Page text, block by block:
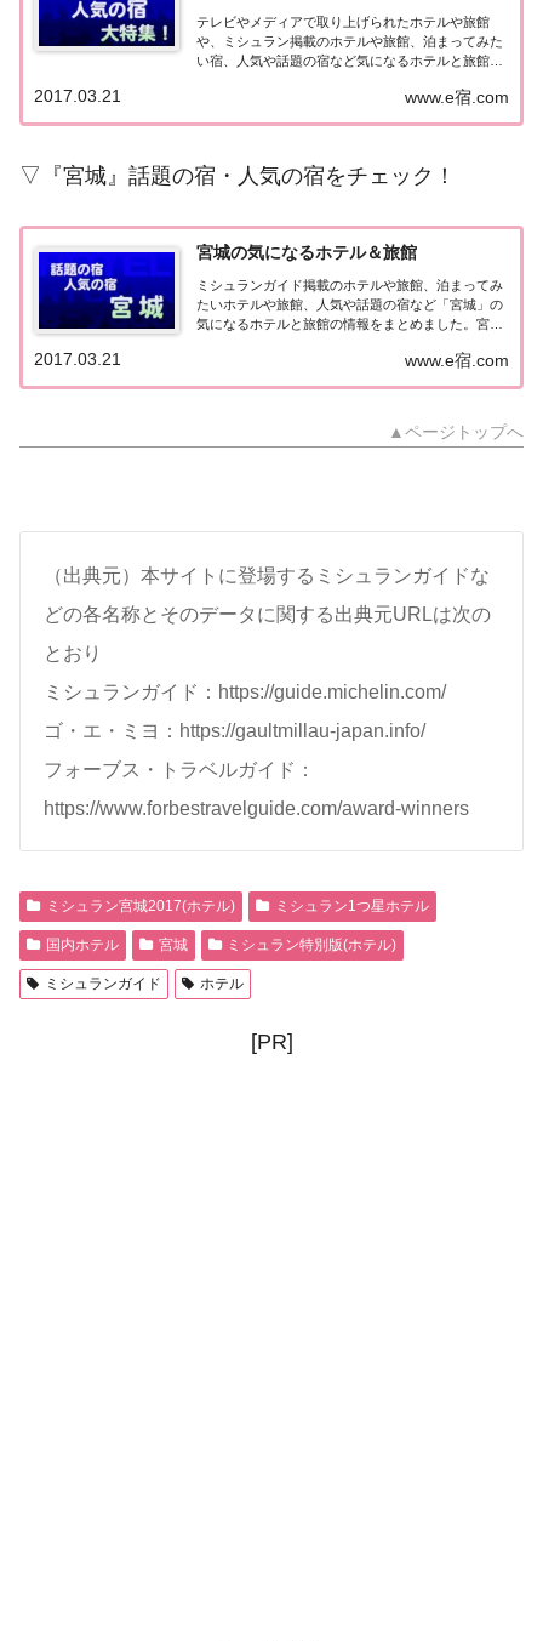
テレビやメディアで取り上げられたホテルや旅館
や、ミシュラン掲載のホテルや旅館、泊まってみた
い宿、人気や話題の宿など気になるホテルと旅館の
みてください♪気になる話題のホテル＆旅館北海
www.e宿.com
2017.03.21
▽『宮城』話題の宿・人気の宿をチェック！
宮城の気になるホテル＆旅館
ミシュランガイド掲載のホテルや旅館、泊まってみ
たいホテルや旅館、人気や話題の宿など「宮城」の
気になるホテルと旅館の情報をまとめました。宮城
ホテルや旅館▽【旅サラダ】ゲストの旅 ～ 楽天イ
www.e宿.com
2017.03.21
▲ページトップへ
（出典元）本サイトに登場するミシュランガイドな
どの各名称とそのデータに関する出典元URLは次の
とおり
ミシュランガイド：https://guide.michelin.com/
ゴ・エ・ミヨ：https://gaultmillau-japan.info/
フォーブス・トラベルガイド：
https://www.forbestravelguide.com/award-winners
ミシュラン宮城2017(ホテル) ミシュラン1つ星ホテル
国内ホテル 宮城 ミシュラン特別版(ホテル)
ミシュランガイド ホテル
[PR]